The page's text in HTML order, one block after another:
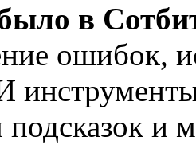
в
ошибок,
и